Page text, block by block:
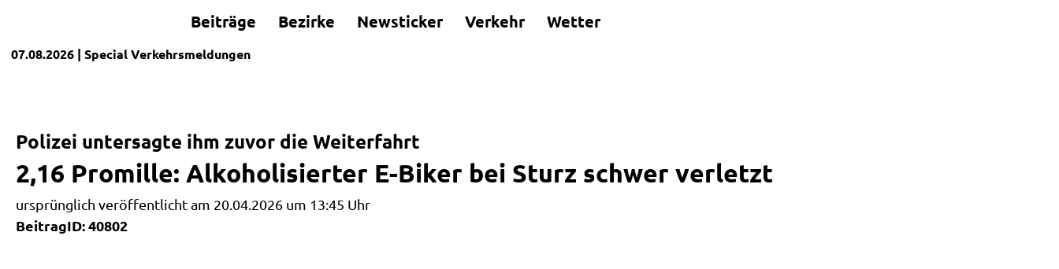
Beiträge Bezirke Newsticker Verkehr Wetter
07.08.2026 | SpecialVerkehrsmeldungen
Polizei untersagte ihm zuvor die Weiterfahrt
2,16 Promille: Alkoholisierter E-Biker bei Sturz schwer verletzt
ursprünglich veröffentlicht am 20.04.2026 um 13:45 Uhr
BeitragID: 40802